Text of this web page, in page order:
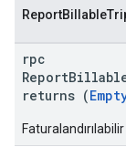
rpc
returns (